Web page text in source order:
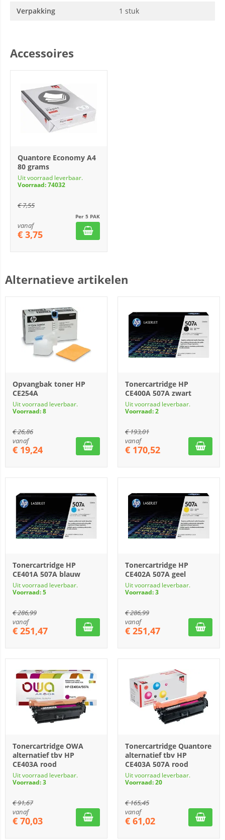
Verpakking 1 stuk
Accessoires
Quantore Economy A4
80 grams
Uit voorraad leverbaar.
Voorraad: 74032
€7,55
Per 5 PAK
vanaf
€ 3,75
Alternatieve artikelen
Opvangbak toner HP
CE254A
Uit voorraad leverbaar.
Voorraad: 8
€26,86
vanaf
€ 19,24
Tonercartridge HP
CE400A 507A zwart
Uit voorraad leverbaar.
Voorraad: 2
€193,01
vanaf
€ 170,52
Tonercartridge HP
CE401A 507A blauw
Uit voorraad leverbaar.
Voorraad: 5
€286,99
vanaf
€ 251,47
Tonercartridge HP
CE402A 507A geel
Uit voorraad leverbaar.
Voorraad: 3
€286,99
vanaf
€ 251,47
Tonercartridge OWA
alternatief tbv HP
CE403A rood
Uit voorraad leverbaar.
Voorraad: 3
€91,67
vanaf
€ 70,03
Tonercartridge Quantore
alternatief tbv HP
CE403A 507A rood
Uit voorraad leverbaar.
Voorraad: 20
€165,45
vanaf
€ 61,02